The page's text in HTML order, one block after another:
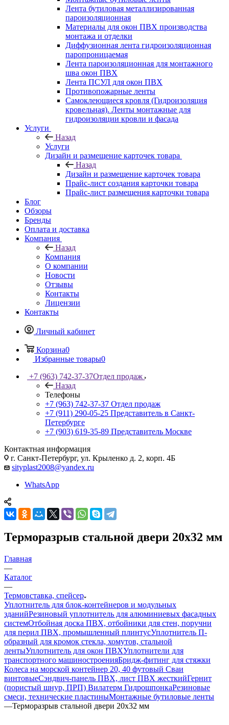
Лента бутиловая металлизированная
пароизоляционная
Материалы для окон ПВХ производства
монтажа и отделки
Диффузионная лента гидроизоляционная
паропроницаемая
Лента пароизоляционная для монтажного
шва окон ПВХ
Лента ПСУЛ для окон ПВХ
Противопожарные ленты
Самоклеющиеся кровля (Гидроизоляция
кровельная). Ленты монтажные для
гидроизоляции кровли и фасада
Услуги
Назад
Услуги
Дизайн и размещение карточек товара
Назад
Дизайн и размещение карточек товара
Прайс-лист создания карточки товара
Прайс-лист размещения карточки товара
Блог
Обзоры
Бренды
Оплата и доставка
Компания
Назад
Компания
О компании
Новости
Отзывы
Контакты
Лицензии
Контакты
Личный кабинет
Корзина0
Избранные товары0
+7 (963) 742-37-37Отдел продаж
Назад
Телефоны
+7 (963) 742-37-37 Отдел продаж
+7 (911) 290-05-25 Представитель в Санкт-
Петербурге
+7 (903) 619-35-89 Представитель Москве
Контактная информация
г. Санкт-Петербург, ул. Крыленко д. 2, корп. 4Б
sityplast2008@yandex.ru
WhatsApp
Терморазрыв стальной двери 20х32 мм
Главная
—
Каталог
—
Термовставка, спейсер
Уплотнитель для блок-контейнеров и модульных
зданийРезиновый уплотнитель для алюминиевых фасадных
системОтбойная доска ПВХ, отбойники для стен, поручни
для перил ПВХ, промышленный плинтусУплотнитель П-
образный для кромок стекла, хомутов, стальной
лентыУплотнитель для окон ПВХУплотнители для
транспортного машиностроенияБридж-фитинг для стяжки
Колеса на морской контейнер 20, 40 футовый Сваи
винтовыеСэндвич-панель ПВХ, лист ПВХ жесткийГернит
(пористый шнур, ПРП) Вилатерм ГидрошпонкаРезиновые
смеси, технические пластиныМонтажные бутиловые ленты
—Терморазрыв стальной двери 20х32 мм